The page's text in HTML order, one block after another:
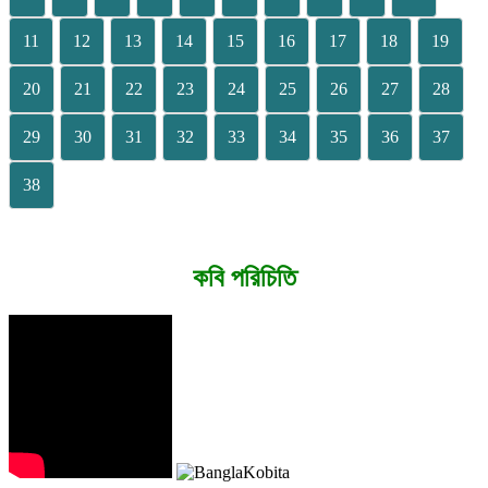
11 12 13 14 15 16 17 18 19
20 21 22 23 24 25 26 27 28
29 30 31 32 33 34 35 36 37
38
কবি পরিচিতি